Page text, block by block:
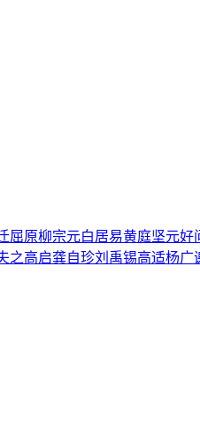
屈原柳宗元白居易黄庭坚元好
之高启龚自珍刘禹锡高适杨广